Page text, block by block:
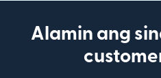
Alamin ang